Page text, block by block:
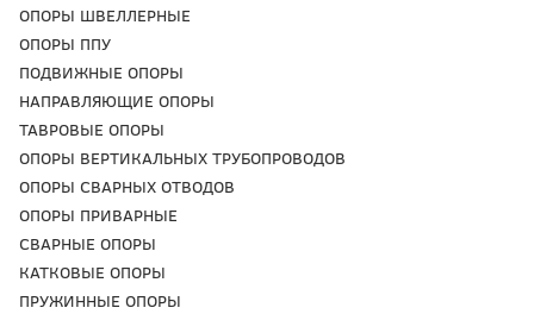
ОПОРЫ ШВЕЛЛЕРНЫЕ
ОПОРЫ ППУ
ПОДВИЖНЫЕ ОПОРЫ
НАПРАВЛЯЮЩИЕ ОПОРЫ
ТАВРОВЫЕ ОПОРЫ
ОПОРЫ ВЕРТИКАЛЬНЫХ ТРУБОПРОВОДОВ
ОПОРЫ СВАРНЫХ ОТВОДОВ
ОПОРЫ ПРИВАРНЫЕ
СВАРНЫЕ ОПОРЫ
КАТКОВЫЕ ОПОРЫ
ПРУЖИННЫЕ ОПОРЫ